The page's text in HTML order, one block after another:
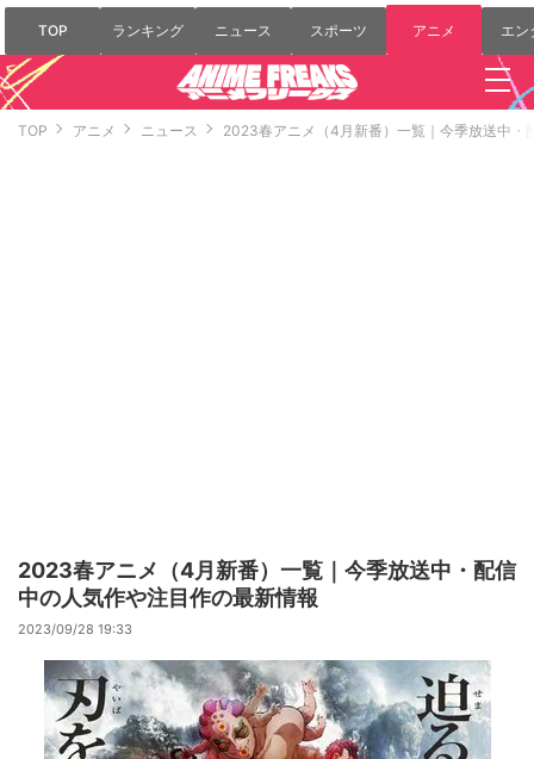
TOP ランキング ニュース スポーツ アニメ エン
TOP アニメ ニュース 2023春アニメ（4月新番）一覧｜今季放送中・
2023春アニメ（4月新番）一覧｜今季放送中・配信
中の人気作や注目作の最新情報
2023/09/28 19:33